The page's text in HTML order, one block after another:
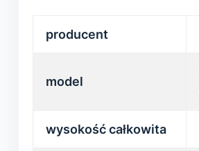
producent
model
wysokość całkowita